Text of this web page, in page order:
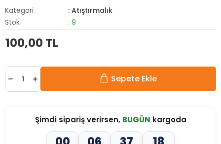
Kategori
: Atıştırmalık
Stok
: 9
100,00 TL
Sepete Ekle
Şimdi sipariş verirsen, BUGÜN kargoda